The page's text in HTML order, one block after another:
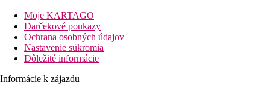
Vzdialenosť
pláže: 0 mu pláže
letisko: 40 km Varna
centrá: 900 m
nákupných možností: 900 m
Popis izby
Moje KARTAGO
Darčekové poukazy
Ochrana osobných údajov
Nastavenie súkromia
Dôležité informácie
Informácie k zájazdu